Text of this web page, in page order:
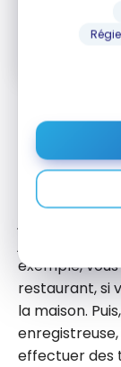
En vous
promotionnels et
.
fois
Ceci étant
besoin
exemple,
restaurant, si
la maison.
effectuer des